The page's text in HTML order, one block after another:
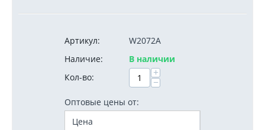
Артикул:
W2072A
Наличие:
В наличии
Кол-во:
+
−
Оптовые цены от:
Цена